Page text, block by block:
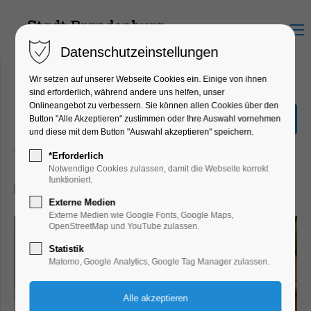
Menu
Impro-Theater zum
Frauentag
Theater, Bühne
Datenschutzeinstellungen
Wir setzen auf unserer Webseite Cookies ein. Einige von ihnen
sind erforderlich, während andere uns helfen, unser
Onlineangebot zu verbessern. Sie können allen Cookies über den
Button "Alle Akzeptieren" zustimmen oder Ihre Auswahl vornehmen
und diese mit dem Button "Auswahl akzeptieren" speichern.
*Erforderlich
Notwendige Cookies zulassen, damit die Webseite korrekt
funktioniert.
Externe Medien
Externe Medien wie Google Fonts, Google Maps,
OpenStreetMap und YouTube zulassen.
Statistik
Matomo, Google Analytics, Google Tag Manager zulassen.